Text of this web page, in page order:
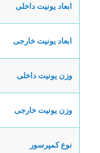
ابعاد یونیت داخلی
ابعاد یونیت خارجی
وزن یونیت داخلی
وزن یونیت خارجی
نوع کمپرسور